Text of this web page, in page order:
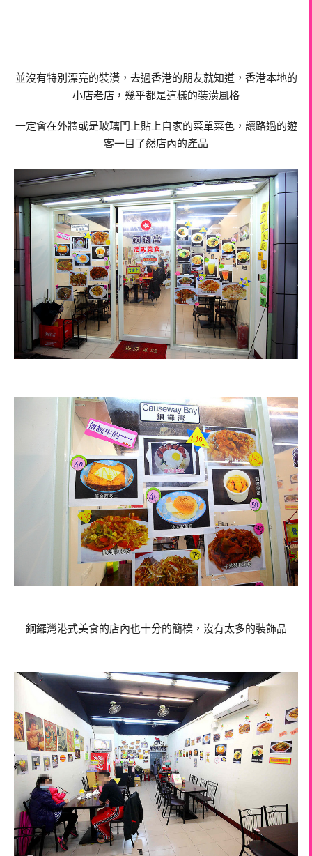
並沒有特別漂亮的裝潢，去過香港的朋友就知道，香港本地的
小店老店，幾乎都是這樣的裝潢風格
一定會在外牆或是玻璃門上貼上自家的菜單菜色，讓路過的遊
客一目了然店內的產品
銅鑼灣港式美食的店內也十分的簡樸，沒有太多的裝飾品